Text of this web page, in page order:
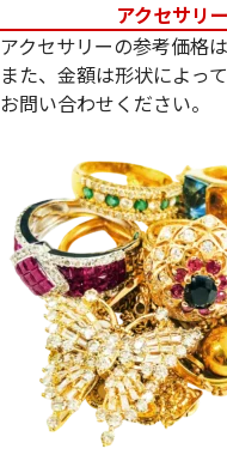
アクセサリ
アクセサリーの参考価格
また、金額は形状によっ
お問い合わせください。